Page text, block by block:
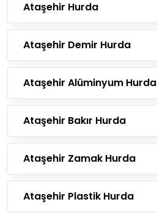
Ataşehir Hurda
Ataşehir Demir Hurda
Ataşehir Alüminyum Hurda
Ataşehir Bakır Hurda
Ataşehir Zamak Hurda
Ataşehir Plastik Hurda